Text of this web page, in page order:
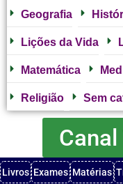
Geografia
Lições da Vida
Matemática
Religião Sem
Livros Exames Matérias